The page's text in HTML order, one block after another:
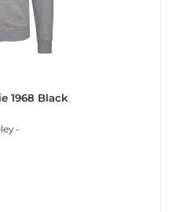
1968 Black
-